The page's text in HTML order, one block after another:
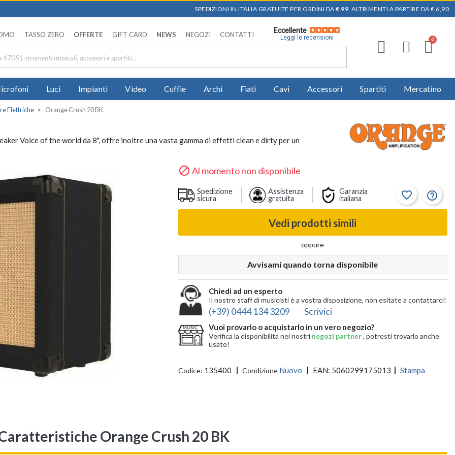
SPEDIZIONI IN ITALIA GRATUITE PER ORDINI DA € 99, ALTRIMENTI A PARTIRE DA € 6,90
TASSO ZERO OFFERTE GIFT CARD NEWS NEGOZI CONTATTI
Eccellente
Leggi le recensioni
Luci Impianti Video Cuffie Archi Fiati Cavi Accessori Spartiti Mercatino
Elettriche Orange Crush 20 BK
Voice of the world da 8", offre inoltre una vasta gamma di effetti clean e dirty per un
 Al momento non disponibile
Spedizione
sicura
Assistenza
gratuita
Garanzia
italiana
favorite_border help_outline
Vedi prodotti simili
oppure
Avvisami quando torna disponibile
Chiedi ad un esperto
Il nostro staff di musicisti è a vostra disposizione, non esitate a contattarci!
(+39) 0444 134 3209 Scrivici
Vuoi provarlo o acquistarlo in un vero negozio?
Verifica la disponibilita nei nostri negozi partner, potresti trovarlo anche
usato!
Codice: 135400 Condizione Nuovo EAN: 5060299175013 Stampa
Orange Crush 20 BK